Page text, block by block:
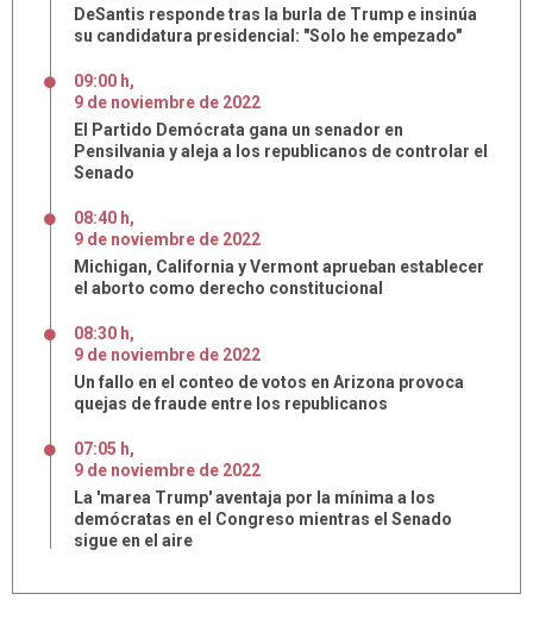
DeSantis responde tras la burla de Trump e insinúa
su candidatura presidencial: "Solo he empezado"
09:00 h,
9 de noviembre de 2022
El Partido Demócrata gana un senador en
Pensilvania y aleja a los republicanos de controlar el
Senado
08:40 h,
9 de noviembre de 2022
Michigan, California y Vermont aprueban establecer
el aborto como derecho constitucional
08:30 h,
9 de noviembre de 2022
Un fallo en el conteo de votos en Arizona provoca
quejas de fraude entre los republicanos
07:05 h,
9 de noviembre de 2022
La 'marea Trump' aventaja por la mínima a los
demócratas en el Congreso mientras el Senado
sigue en el aire